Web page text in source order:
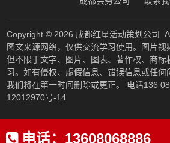
Copyright © 2026 成都红星活动策划公司
图文来源网络，仅供交流学习使用。图片
但不限于文字、图片、图表、著作权、商
习。如有侵权、虚假信息、错误信息或任何
我们将在第一时间删除或更正。 电话136
12012970号-14
电话： 13608068886